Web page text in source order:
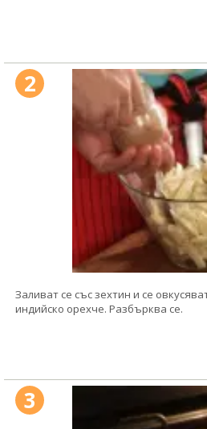
2
Заливат се със зехтин и се
индийско орехче. Разбърква се.
3